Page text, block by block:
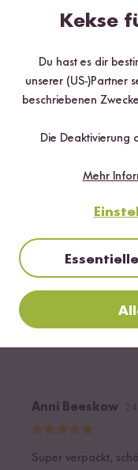
egal was es zu
Einfach super! Die
aber auch für Pasta
eingeweiht...
8Personen fanden
Anni Beeskow
Super verpackt,
Kekse
Du hast es dir
unserer (US-)Partner
beschriebenen
Die Deaktivierung
Mehr